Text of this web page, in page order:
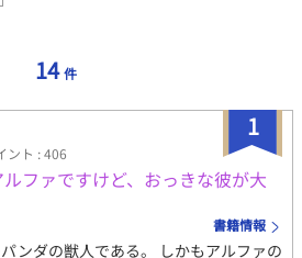
14 件
1
ント : 406
ファですけど、おっきな彼が大
書籍情報
ンダの獣人である。 しかもアルファの